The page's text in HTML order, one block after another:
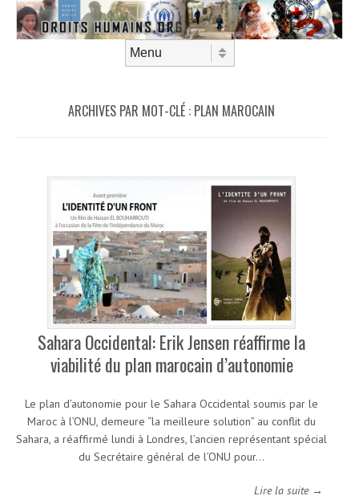
ARCHIVES PAR MOT-CLÉ : PLAN MAROCAIN
Sahara Occidental: Erik Jensen réaffirme la
viabilité du plan marocain d’autonomie
Le plan d’autonomie pour le Sahara Occidental soumis par le
Maroc à l’ONU, demeure “la meilleure solution” au conflit du
Sahara, a réaffirmé lundi à Londres, l’ancien représentant spécial
du Secrétaire général de l’ONU pour…
Lire la suite →